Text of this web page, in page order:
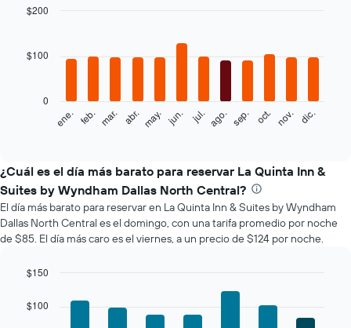
with
siguiente
el
precio
promedio
de
una
habitación
mes
gráfico
ene. feb. mar. abr. may. jun. jul. ago. sep. oct. nov. dic.
0
$100
$200
¿Cuál es el día más barato para reservar La Quinta Inn &
Suites by Wyndham Dallas North Central?
El día más barato para reservar en La Quinta Inn & Suites by Wyndham
Dallas North Central es el domingo, con una tarifa promedio por noche
de $85. El día más caro es el viernes, a un precio de $124 por noche.
chart
with
graphic.
$100
$150